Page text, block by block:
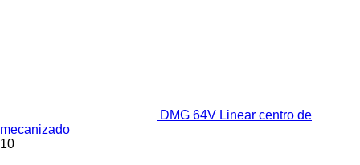
DMG 64V Linear centro de
mecanizado
10